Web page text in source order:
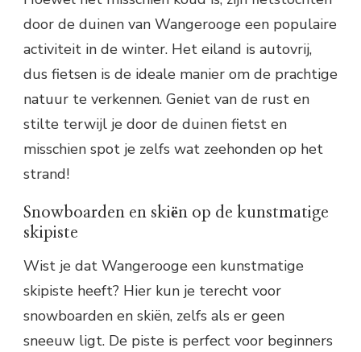
door de duinen van Wangerooge een populaire
activiteit in de winter. Het eiland is autovrij,
dus fietsen is de ideale manier om de prachtige
natuur te verkennen. Geniet van de rust en
stilte terwijl je door de duinen fietst en
misschien spot je zelfs wat zeehonden op het
strand!
Snowboarden en skiën op de kunstmatige
skipiste
Wist je dat Wangerooge een kunstmatige
skipiste heeft? Hier kun je terecht voor
snowboarden en skiën, zelfs als er geen
sneeuw ligt. De piste is perfect voor beginners